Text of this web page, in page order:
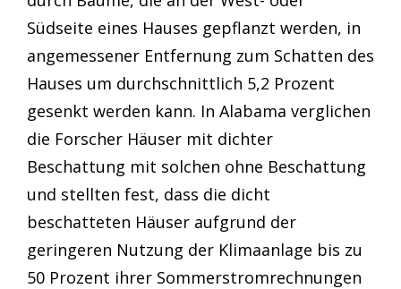
Südseite eines Hauses gepflanzt werden, in
angemessener Entfernung zum Schatten des
Hauses um durchschnittlich 5,2 Prozent
gesenkt werden kann. In Alabama verglichen
die Forscher Häuser mit dichter
Beschattung mit solchen ohne Beschattung
und stellten fest, dass die dicht
beschatteten Häuser aufgrund der
geringeren Nutzung der Klimaanlage bis zu
50 Prozent ihrer Sommerstromrechnungen